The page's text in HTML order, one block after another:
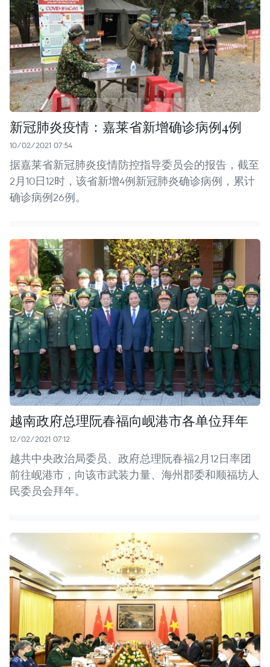
新冠肺炎疫情：嘉莱省新增确诊病例4例
10/02/2021 07:54
据嘉莱省新冠肺炎疫情防控指导委员会的报告，截至
2月10日12时，该省新增4例新冠肺炎确诊病例，累计
确诊病例26例。
越南政府总理阮春福向岘港市各单位拜年
12/02/2021 07:12
越共中央政治局委员、政府总理阮春福2月12日率团
前往岘港市，向该市武装力量、海州郡委和顺福坊人
民委员会拜年。